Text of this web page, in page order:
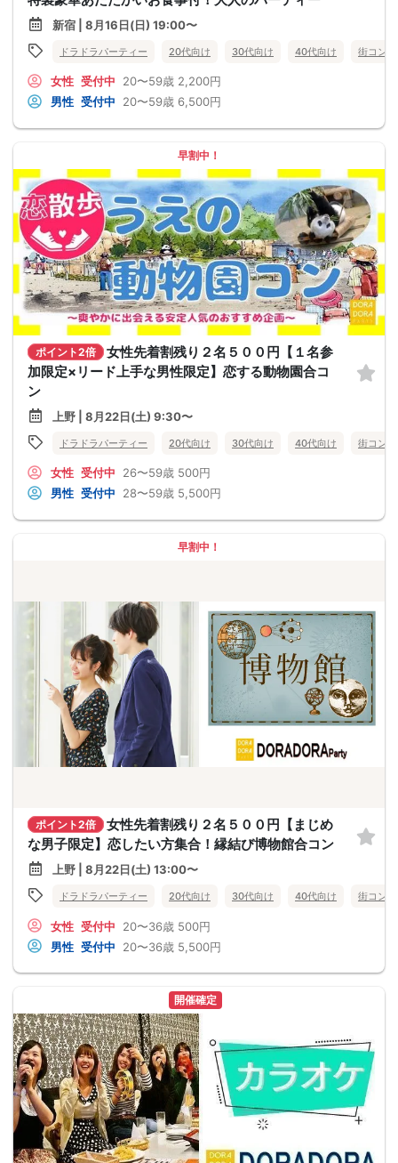
新宿 | 8月16日(日) 19:00〜
ドラドラパーティー 20代向け 30代向け 40代向け 街コン
女性 受付中 20〜59歳 2,200円
男性 受付中 20〜59歳 6,500円
早割中！
ポイント2倍
女性先着割残り２名５００円【１名参
加限定×リード上手な男性限定】恋する動物園合コ
ン
上野 | 8月22日(土) 9:30〜
ドラドラパーティー 20代向け 30代向け 40代向け 街コン
女性 受付中 26〜59歳 500円
男性 受付中 28〜59歳 5,500円
早割中！
ポイント2倍
女性先着割残り２名５００円【まじめ
な男子限定】恋したい方集合！縁結び博物館合コン
上野 | 8月22日(土) 13:00〜
ドラドラパーティー 20代向け 30代向け 40代向け 街コン
女性 受付中 20〜36歳 500円
男性 受付中 20〜36歳 5,500円
開催確定